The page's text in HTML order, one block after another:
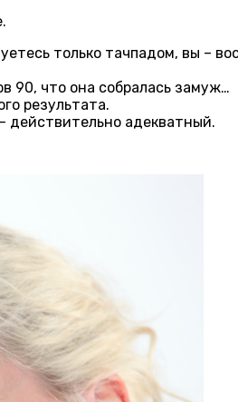
только тачпадом, вы –
90, что она собралась замуж…
результата.
действительно адекватный.